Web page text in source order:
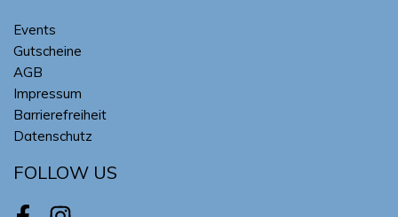
Events
Gutscheine
AGB
Impressum
Barrierefreiheit
Datenschutz
FOLLOW US